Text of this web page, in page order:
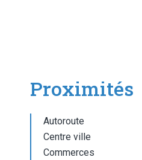
Proximités
Autoroute
Centre ville
Commerces